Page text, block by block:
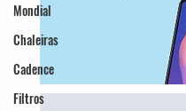
Mondial
Chaleiras
Cadence
Filtros